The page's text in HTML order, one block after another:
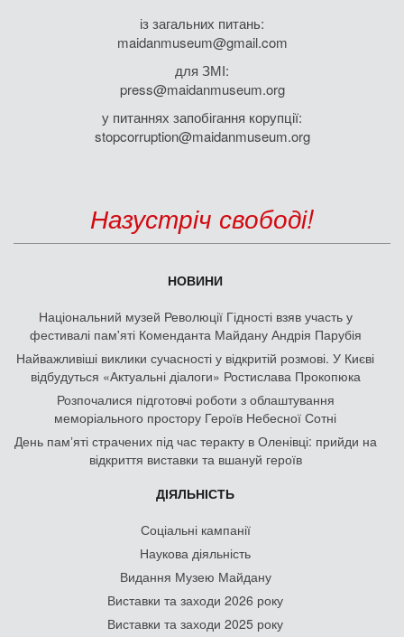
із загальних питань:
maidanmuseum@gmail.com
для ЗМІ:
press@maidanmuseum.org
у питаннях запобігання корупції:
stopcorruption@maidanmuseum.org
Назустріч свободі!
НОВИНИ
Національний музей Революції Гідності взяв участь у
фестивалі пам'яті Коменданта Майдану Андрія Парубія
Найважливіші виклики сучасності у відкритій розмові. У Києві
відбудуться «Актуальні діалоги» Ростислава Прокопюка
Розпочалися підготовчі роботи з облаштування
меморіального простору Героїв Небесної Сотні
День памʼяті страчених під час теракту в Оленівці: прийди на
відкриття виставки та вшануй героїв
ДІЯЛЬНІСТЬ
Соціальні кампанії
Наукова діяльність
Видання Музею Майдану
Виставки та заходи 2026 року
Виставки та заходи 2025 року